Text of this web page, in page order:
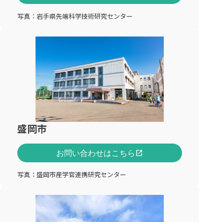
写真：岩手県先端科学技術研究センター
盛岡市
お問い合わせはこちら open_in_new
写真：盛岡市産学官連携研究センター